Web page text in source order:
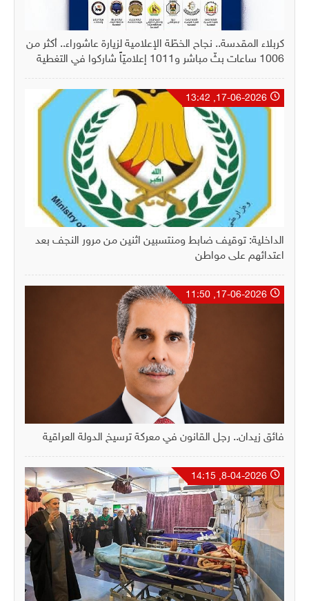
كربلاء المقدسة.. نجاح الخطّة الإعلامية لزيارة عاشوراء.. أكثر من
1006 ساعات بثّ مباشر و1011 إعلاميّاً شاركوا في التغطية
الداخلية: توقيف ضابط ومنتسبين اثنين من مرور النجف بعد
اعتدائهم على مواطن
فائق زيدان.. رجل القانون في معركة ترسيخ الدولة العراقية